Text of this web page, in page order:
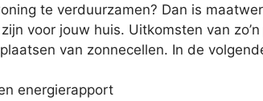
te verduurzamen? Dan is
voor jouw huis. Uitkomsten van
van zonnecellen. In de
energierapport